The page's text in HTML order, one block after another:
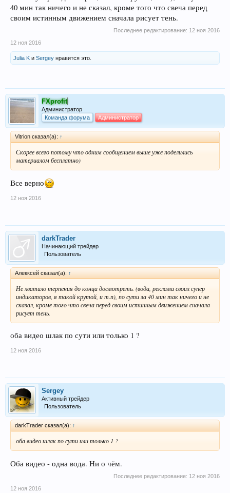
40 мин так ничего и не сказал, кроме того что свеча перед
своим истинным движением сначала рисует тень.
Последнее редактирование: 12 ноя 2016
12 ноя 2016
Julia K и Sergey нравится это.
FXprofit
Администратор
Команда форума
Администратор
Vitrion сказал(а): ↑
Скорее всего потому что одним сообщением выше уже поделились
материалом бесплатно)
Все верно
12 ноя 2016
darkTrader
Начинающий трейдер
Пользователь
Алекксей сказал(а): ↑
Не хватило терпения до конца досмотреть. (вода, реклама своих супер
индикаторов, я такой крутой, и т.п), по сути за 40 мин так ничего и не
сказал, кроме того что свеча перед своим истинным движением сначала
рисует тень.
оба видео шлак по сути или только 1 ?
12 ноя 2016
Sergey
Активный трейдер
Пользователь
darkTrader сказал(а): ↑
оба видео шлак по сути или только 1 ?
Оба видео - одна вода. Ни о чём.
Последнее редактирование: 12 ноя 2016
12 ноя 2016